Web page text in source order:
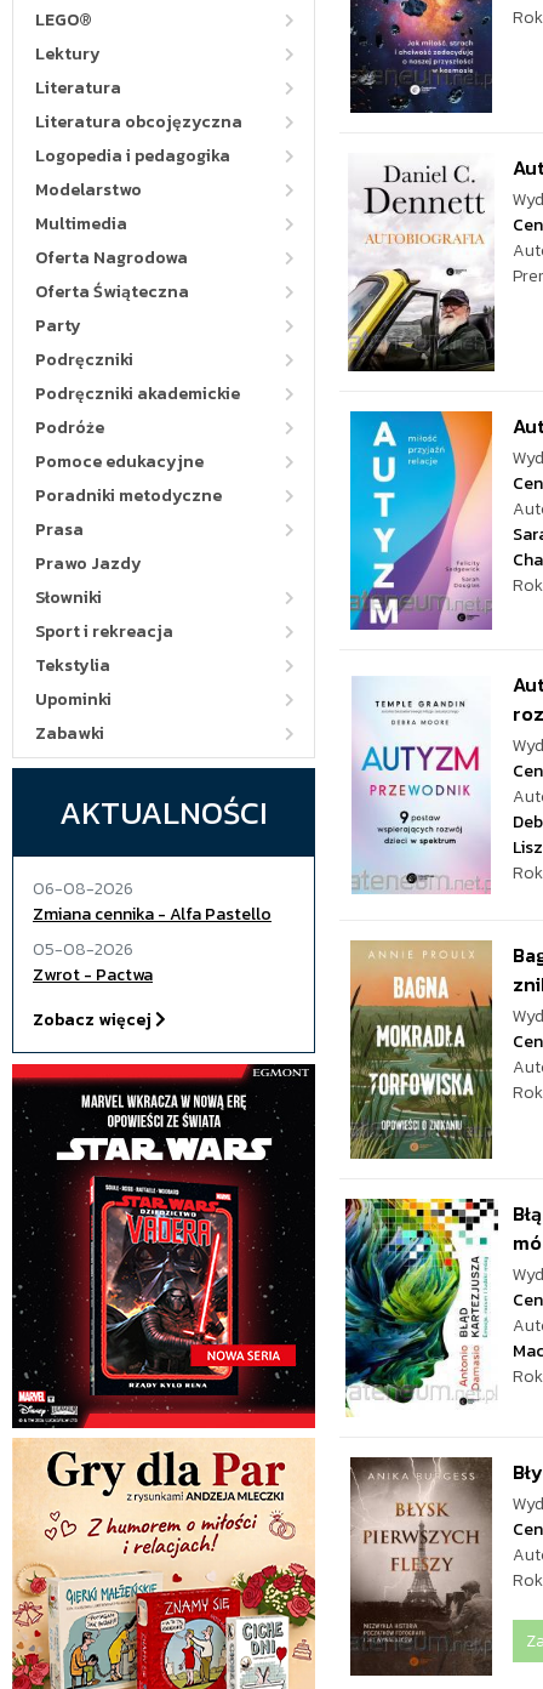
LEGO®
Lektury
Literatura
Literatura obcojęzyczna
Logopedia i pedagogika
Modelarstwo
Multimedia
Oferta Nagrodowa
Oferta Świąteczna
Party
Podręczniki
Podręczniki akademickie
Podróże
Pomoce edukacyjne
Poradniki metodyczne
Prasa
Prawo Jazdy
Słowniki
Sport i rekreacja
Tekstylia
Upominki
Zabawki
AKTUALNOŚCI
06-08-2026
Zmiana cennika - Alfa Pastello
05-08-2026
Zwrot - Pactwa
Zobacz więcej